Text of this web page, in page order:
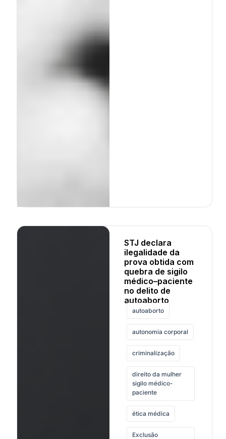
STJ declara
ilegalidade da
prova obtida com
quebra de sigilo
médico–paciente
no delito de
autoaborto
autoaborto
autonomia corporal
criminalização
direito da mulher
sigilo médico-
paciente
ética médica
Exclusão